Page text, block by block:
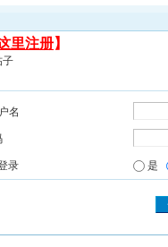
里注册】
子
名
录 是